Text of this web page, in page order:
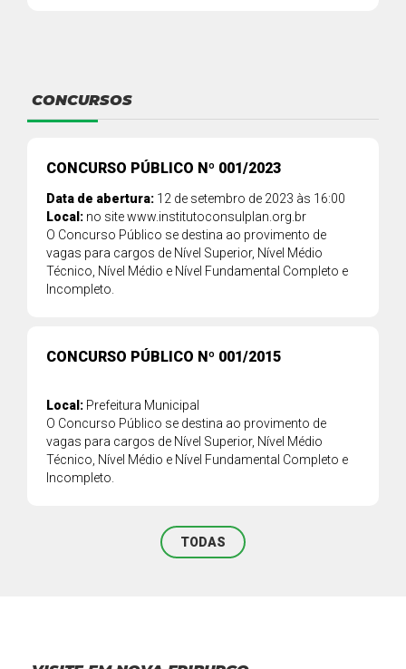
CONCURSOS
CONCURSO PÚBLICO Nº 001/2023
Data de abertura: 12 de setembro de 2023 às 16:00
Local: no site www.institutoconsulplan.org.br
O Concurso Público se destina ao provimento de
vagas para cargos de Nível Superior, Nível Médio
Técnico, Nível Médio e Nível Fundamental Completo e
Incompleto.
CONCURSO PÚBLICO Nº 001/2015
Local: Prefeitura Municipal
O Concurso Público se destina ao provimento de
vagas para cargos de Nível Superior, Nível Médio
Técnico, Nível Médio e Nível Fundamental Completo e
Incompleto.
TODAS